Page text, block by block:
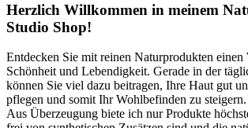
Herzlich Willkommen in meinem
Studio Shop!
Entdecken Sie mit reinen Naturprodukten einen
Schönheit und Lebendigkeit. Gerade in der
können Sie viel dazu beitragen, Ihre Haut gut
pflegen und somit Ihr Wohlbefinden zu steigern.
Aus Überzeugung biete ich nur Produkte